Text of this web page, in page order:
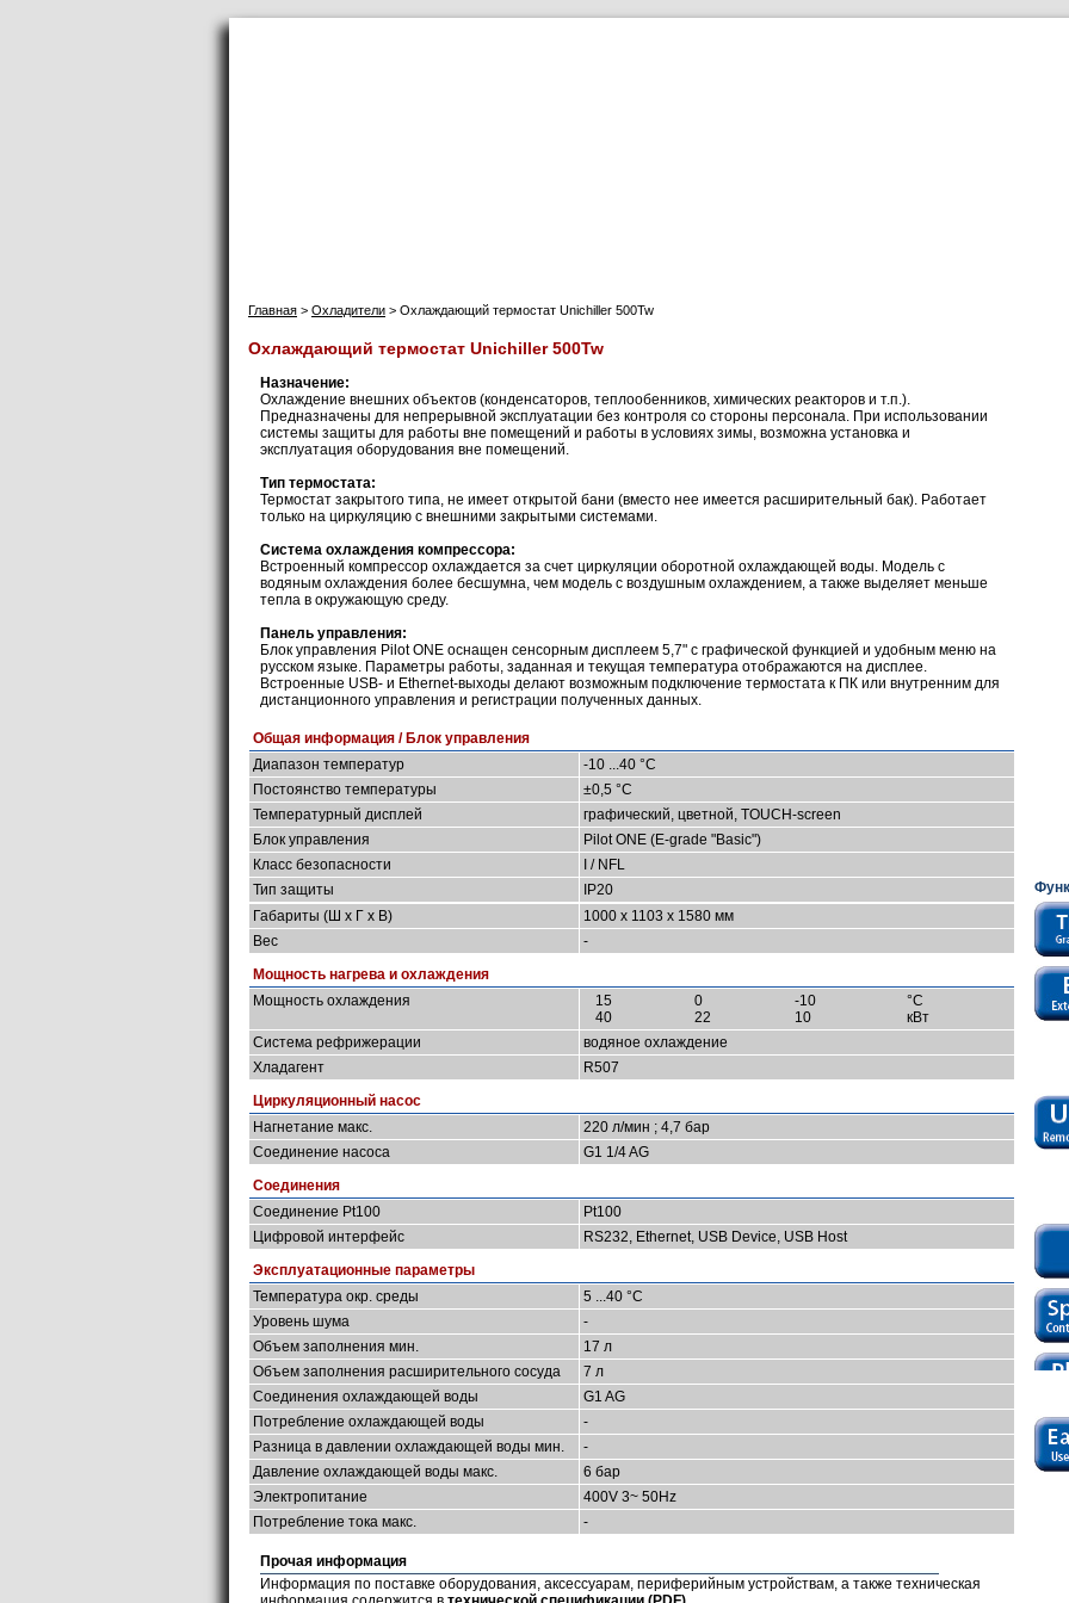
Главная > Охладители > Охлаждающий термостат Unichiller 500Tw
Охлаждающий термостат Unichiller 500Tw
Назначение:
Охлаждение внешних объектов (конденсаторов, теплообенников, химических реакторов и т.п.).
Предназначены для непрерывной эксплуатации без контроля со стороны персонала. При использовании
системы защиты для работы вне помещений и работы в условиях зимы, возможна установка и
эксплуатация оборудования вне помещений.
Тип термостата:
Термостат закрытого типа, не имеет открытой бани (вместо нее имеется расширительный бак). Работает
только на циркуляцию с внешними закрытыми системами.
Система охлаждения компрессора:
Встроенный компрессор охлаждается за счет циркуляции оборотной охлаждающей воды. Модель с
водяным охлаждения более бесшумна, чем модель с воздушным охлаждением, а также выделяет меньше
тепла в окружающую среду.
Панель управления:
Блок управления Pilot ONE оснащен сенсорным дисплеем 5,7" с графической функцией и удобным меню на
русском языке. Параметры работы, заданная и текущая температура отображаются на дисплее.
Встроенные USB- и Ethernet-выходы делают возможным подключение термостата к ПК или внутренним для
дистанционного управления и регистрации полученных данных.
Общая информация / Блок управления
Диапазон температур
-10 ...40 °C
Постоянство температуры
±0,5 °C
Температурный дисплей
графический, цветной, TOUCH-screen
Блок управления
Pilot ONE (E-grade "Basic")
Класс безопасности
I / NFL
Тип защиты
IP20
Габариты (Ш х Г х В)
1000 x 1103 x 1580 мм
Вес
-
Мощность нагрева и охлаждения
Мощность охлаждения
15 0 -10
°C
40
22 10
кВт
Система рефрижерации
водяное охлаждение
Хладагент
R507
Циркуляционный насос
Нагнетание макс.
220 л/мин ; 4,7 бар
Соединение насоса
G1 1/4 AG
Соединения
Соединение Pt100
Pt100
Цифровой интерфейс
RS232, Ethernet, USB Device, USB Host
Эксплуатационные параметры
Температура окр. среды
5 ...40 °C
Уровень шума
-
Объем заполнения мин.
17 л
Объем заполнения расширительного сосуда
7 л
Соединения охлаждающей воды
G1 AG
Потребление охлаждающей воды
-
Разница в давлении охлаждающей воды мин.
-
Давление охлаждающей воды макс.
6 бар
Электропитание
400V 3~ 50Hz
Потребление тока макс.
-
Прочая информация
Информация по поставке оборудования, аксессуарам, периферийным устройствам, а также техническая